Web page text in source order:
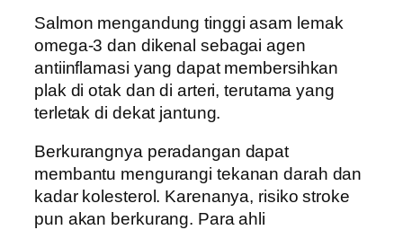
Salmon mengandung tinggi asam lemak
omega-3 dan dikenal sebagai agen
antiinflamasi yang dapat membersihkan
plak di otak dan di arteri, terutama yang
terletak di dekat jantung.
Berkurangnya peradangan dapat
membantu mengurangi tekanan darah dan
kadar kolesterol. Karenanya, risiko stroke
pun akan berkurang. Para ahli